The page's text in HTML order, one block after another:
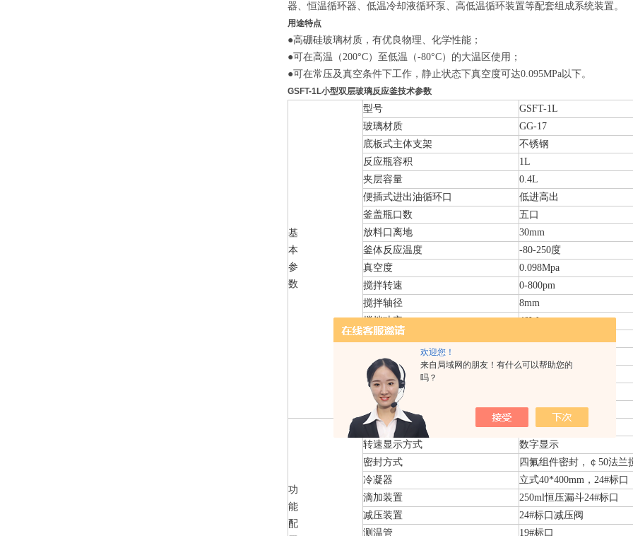
欢迎您！
来自局域网的朋友！有什么可以帮助您的
吗？
器、恒温循环器、低温冷却液循环泵、高低温循环装置等配套组成系统装置。
用途特点
●高硼硅玻璃材质，有优良物理、化学性能；
●可在高温（200°C）至低温（-80°C）的大温区使用；
●可在常压及真空条件下工作，静止状态下真空度可达0.095MPa以下。
GSFT-1L小型双层玻璃反应釜技术参数
基
本
参
数
型号
GSFT-1L
玻璃材质
GG-17
底板式主体支架
不锈钢
反应瓶容积
1L
夹层容量
0.4L
便插式进出油循环口
低进高出
釜盖瓶口数
五口
放料口离地
30mm
釜体反应温度
-80-250度
真空度
0.098Mpa
搅拌转速
0-800pm
搅拌轴径
8mm
搅拌功率
40W
电压/频率(V/Hz)
外形尺寸(mm*mm*mm)
底板尺寸(mm*mm)
包装尺寸(mm*mm*mm)
包装重量（KG）
32
功
能
配
调速方式
电子无极调速
转速显示方式
数字显示
密封方式
四氟组件密封，￠50法兰
冷凝器
立式40*400mm，24#标口
滴加装置
250ml恒压漏斗24#标口
减压装置
24#标口减压阀
测温管
19#标口